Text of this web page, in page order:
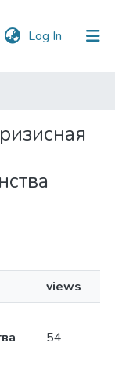
Log In (current)
views
54